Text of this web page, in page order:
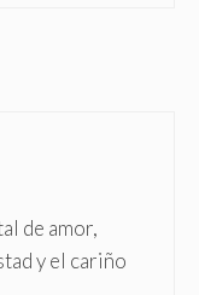
de amor,
y el cariño